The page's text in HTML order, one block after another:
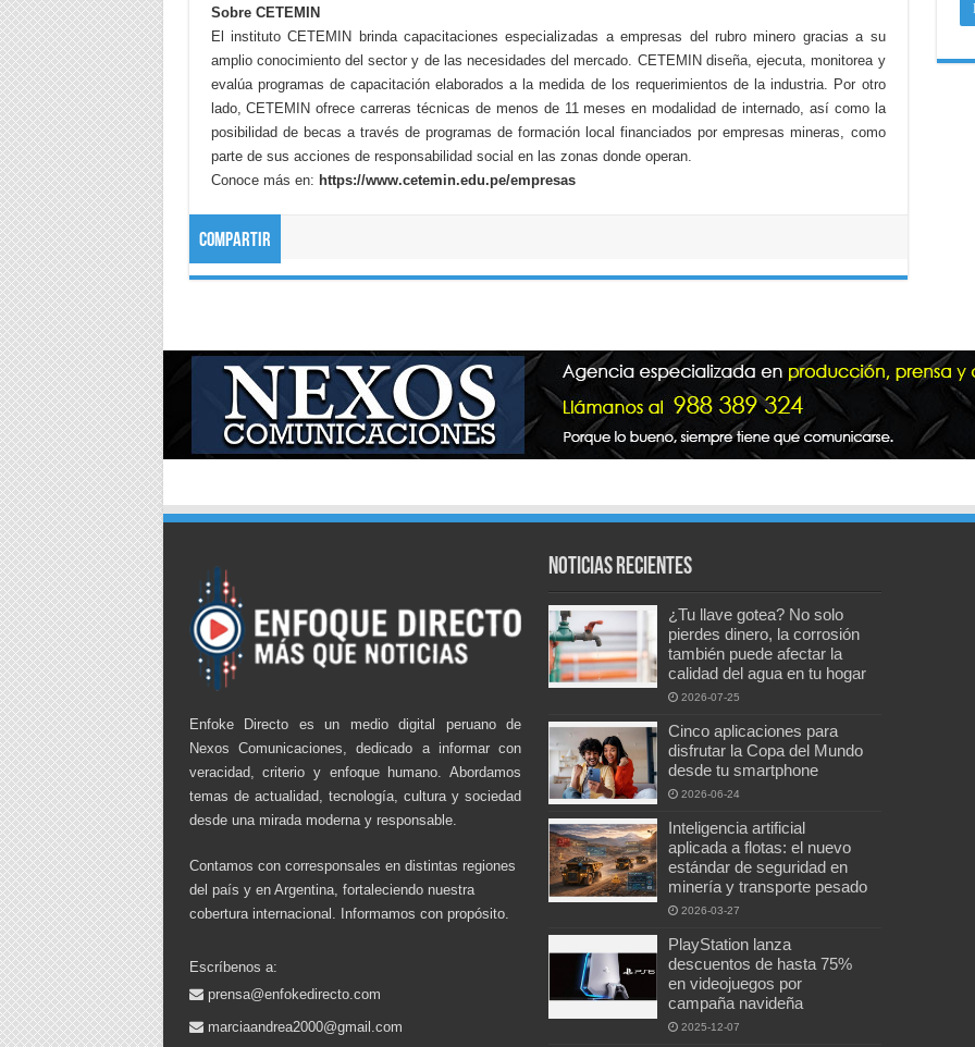
Sobre CETEMIN
El instituto CETEMIN brinda capacitaciones especializadas a empresas del rubro minero gracias a su
amplio conocimiento del sector y de las necesidades del mercado. CETEMIN diseña, ejecuta, monitorea y
evalúa programas de capacitación elaborados a la medida de los requerimientos de la industria. Por otro
lado, CETEMIN ofrece carreras técnicas de menos de 11 meses en modalidad de internado, así como la
posibilidad de becas a través de programas de formación local financiados por empresas mineras, como
parte de sus acciones de responsabilidad social en las zonas donde operan.
Conoce más en: https://www.cetemin.edu.pe/empresas
Compartir
Enfoke Directo es un medio digital peruano de
Nexos Comunicaciones, dedicado a informar con
veracidad, criterio y enfoque humano. Abordamos
temas de actualidad, tecnología, cultura y sociedad
desde una mirada moderna y responsable.
Contamos con corresponsales en distintas regiones
del país y en Argentina, fortaleciendo nuestra
cobertura internacional. Informamos con propósito.
Escríbenos a:
prensa@enfokedirecto.com
marciaandrea2000@gmail.com
Noticias recientes
¿Tu llave gotea? No solo
pierdes dinero, la corrosión
también puede afectar la
calidad del agua en tu hogar
2026-07-25
Cinco aplicaciones para
disfrutar la Copa del Mundo
desde tu smartphone
2026-06-24
Inteligencia artificial
aplicada a flotas: el nuevo
estándar de seguridad en
minería y transporte pesado
2026-03-27
PlayStation lanza
descuentos de hasta 75%
en videojuegos por
campaña navideña
2025-12-07